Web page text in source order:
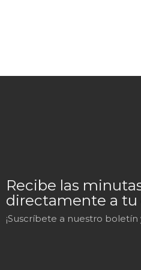
Recibe las
directamente a tu
¡Suscríbete a nuestro